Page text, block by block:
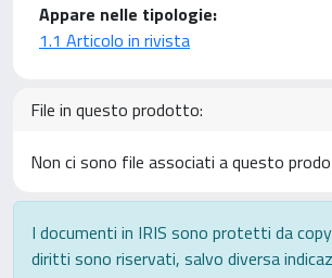
Appare nelle tipologie:
1.1 Articolo in rivista
File in questo prodotto:
Non ci sono file associati a questo
I documenti in IRIS sono protetti da
diritti sono riservati, salvo diversa